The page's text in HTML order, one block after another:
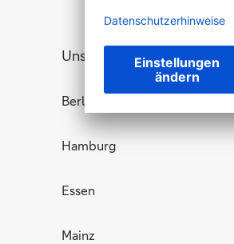
Unsere Standorte
Berlin
Hamburg
Essen
Mainz